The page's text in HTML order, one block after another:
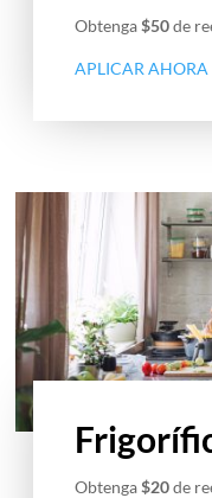
Obtenga$50de
APLICAR AHORA
Obtenga$20de